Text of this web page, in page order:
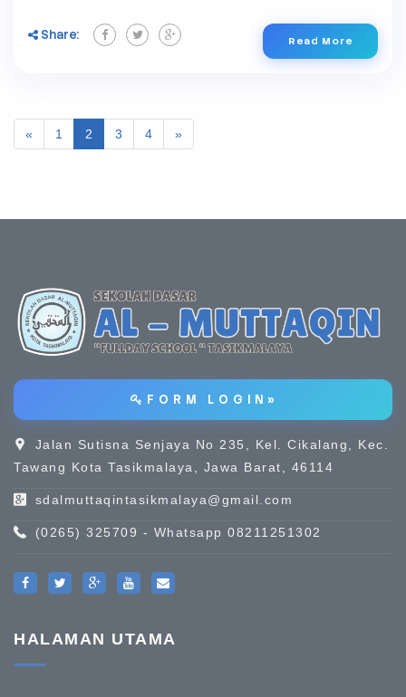
Share: Read More
« 1 2 3 4 »
F O R M L O G I N »
Jalan Sutisna Senjaya No 235, Kel. Cikalang, Kec.
Tawang Kota Tasikmalaya, Jawa Barat, 46114
sdalmuttaqintasikmalaya@gmail.com
(0265) 325709 - Whatsapp 08211251302
HALAMAN UTAMA